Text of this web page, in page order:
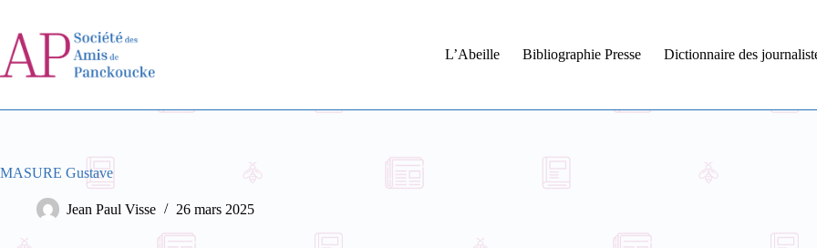
contenu
L’Abeille
Bibliographie Presse Dictionnaire des
MASURE Gustave
Jean Paul Visse 26 mars 2025